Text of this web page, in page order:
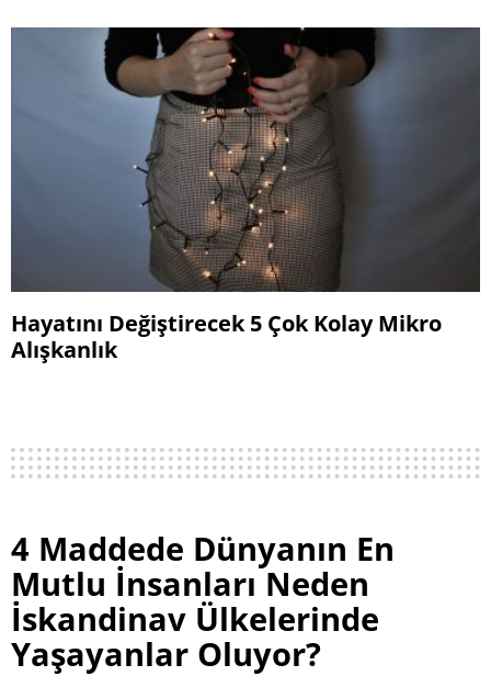
Hayatını Değiştirecek 5 Çok Kolay Mikro
Alışkanlık
4 Maddede Dünyanın En
Mutlu İnsanları Neden
İskandinav Ülkelerinde
Yaşayanlar Oluyor?